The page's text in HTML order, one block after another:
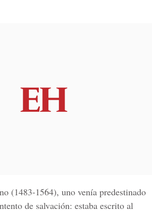
(1483-1564), uno venía predestinado
de salvación: estaba escrito al